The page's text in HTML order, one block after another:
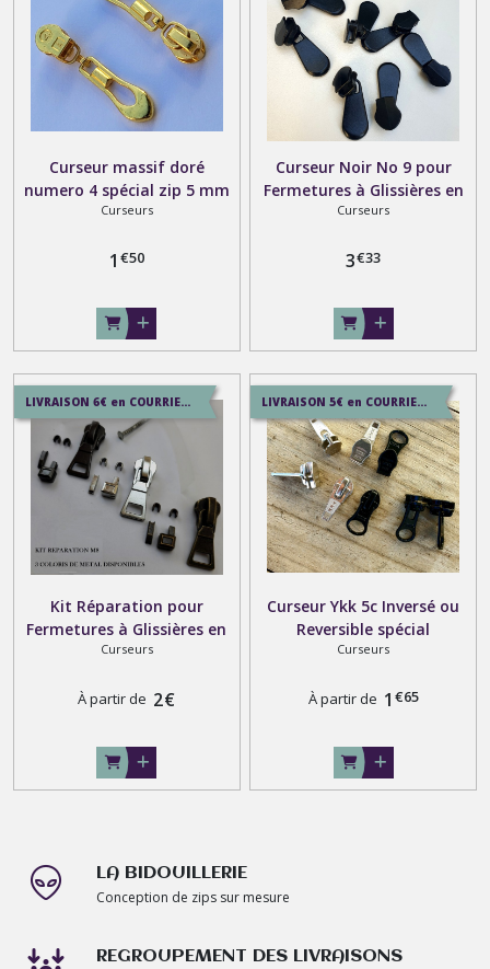
Curseur massif doré
numero 4 spécial zip 5 mm
spirale
Curseurs
1 €50
Curseur Noir No 9 pour
Fermetures à Glissières en
Nylon spirale de 8 mm
Curseurs
3€33
LIVRAISON 6€ en COURRIER SUIVI , 8.5€ en SERVICE+ , 12.9€ en COLISSIMO
Kit Réparation pour
Fermetures à Glissières en
Métal 5 et 8 , curseur ,
thermocollant
Curseurs
À partir de 2€
LIVRAISON 5€ en COURRIER SUIVI , 7.5€ en SERVICE+ , 12.9€ en COLISSIMO
Curseur Ykk 5c Inversé ou
Reversible spécial
fermeture à glissière
mm
Curseurs
À partir de 1 €65
LA BIDOUILLERIE
Conception de zips sur mesure
REGROUPEMENT DES LIVRAISONS